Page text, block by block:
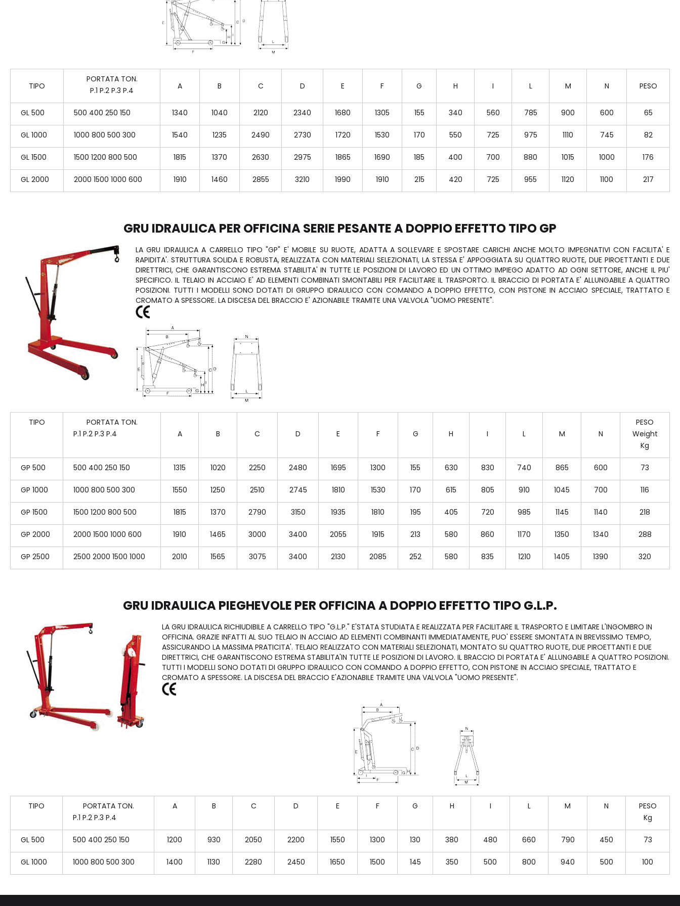
TIPO
PORTATA TON.
P.1 P.2 P.3 P.4
A B C D E F G H I L M N PESO
GL 500 500 400 250 150 1340 1040 2120 2340 1680 1305 155 340 560 785 900 600 65
GL 1000 1000 800 500 300 1540 1235 2490 2730 1720 1530 170 550 725 975 1110 745 82
GL 1500 1500 1200 800 500 1815 1370 2630 2975 1865 1690 185 400 700 880 1015 1000 176
GL 2000 2000 1500 1000 600 1910 1460 2855 3210 1990 1910 215 420 725 955 1120 1100 217
GRU IDRAULICA PER OFFICINA SERIE PESANTE A DOPPIO EFFETTO TIPO GP
LA GRU IDRAULICA A CARRELLO TIPO "GP" E' MOBILE SU RUOTE, ADATTA A SOLLEVARE E SPOSTARE CARICHI ANCHE MOLTO IMPEGNATIVI CON FACILITA' E
RAPIDITA'. STRUTTURA SOLIDA E ROBUSTA, REALIZZATA CON MATERIALI SELEZIONATI, LA STESSA E' APPOGGIATA SU QUATTRO RUOTE, DUE PIROETTANTI E DUE
DIRETTRICI, CHE GARANTISCONO ESTREMA STABILITA' IN TUTTE LE POSIZIONI DI LAVORO ED UN OTTIMO IMPIEGO ADATTO AD OGNI SETTORE, ANCHE IL PIU'
SPECIFICO. IL TELAIO IN ACCIAIO E' AD ELEMENTI COMBINATI SMONTABILI PER FACILITARE IL TRASPORTO. IL BRACCIO DI PORTATA E' ALLUNGABILE A QUATTRO
POSIZIONI. TUTTI I MODELLI SONO DOTATI DI GRUPPO IDRAULICO CON COMANDO A DOPPIO EFFETTO, CON PISTONE IN ACCIAIO SPECIALE, TRATTATO E
CROMATO A SPESSORE. LA DISCESA DEL BRACCIO E' AZIONABILE TRAMITE UNA VALVOLA "UOMO PRESENTE".
TIPO
PORTATA TON.
P.1 P.2 P.3 P.4
A B C D E F G H I L M N
PESO
Weight
Kg
GP 500 500 400 250 150 1315 1020 2250 2480 1695 1300 155 630 830 740 865 600 73
GP 1000 1000 800 500 300 1550 1250 2510 2745 1810 1530 170 615 805 910 1045 700 116
GP 1500 1500 1200 800 500 1815 1370 2790 3150 1935 1810 195 405 720 985 1145 1140 218
GP 2000 2000 1500 1000 600 1910 1465 3000 3400 2055 1915 213 580 860 1170 1350 1340 288
GP 2500 2500 2000 1500 1000 2010 1565 3075 3400 2130 2085 252 580 835 1210 1405 1390 320
GRU IDRAULICA PIEGHEVOLE PER OFFICINA A DOPPIO EFFETTO TIPO G.L.P.
LA GRU IDRAULICA RICHIUDIBILE A CARRELLO TIPO "G.L.P." E'STATA STUDIATA E REALIZZATA PER FACILITARE IL TRASPORTO E LIMITARE L'INGOMBRO IN
OFFICINA. GRAZIE INFATTI AL SUO TELAIO IN ACCIAIO AD ELEMENTI COMBINANTI IMMEDIATAMENTE, PUO' ESSERE SMONTATA IN BREVISSIMO TEMPO,
ASSICURANDO LA MASSIMA PRATICITA'. TELAIO REALIZZATO CON MATERIALI SELEZIONATI, MONTATO SU QUATTRO RUOTE, DUE PIROETTANTI E DUE
DIRETTRICI, CHE GARANTISCONO ESTREMA STABILITA'IN TUTTE LE POSIZIONI DI LAVORO. IL BRACCIO DI PORTATA E' ALLUNGABILE A QUATTRO POSIZIONI.
TUTTI I MODELLI SONO DOTATI DI GRUPPO IDRAULICO CON COMANDO A DOPPIO EFFETTO, CON PISTONE IN ACCIAIO SPECIALE, TRATTATO E
CROMATO A SPESSORE. LA DISCESA DEL BRACCIO E'AZIONABILE TRAMITE UNA VALVOLA "UOMO PRESENTE".
TIPO
PORTATA TON.
P.1 P.2 P.3 P.4
A B C D E F G H I L M N
PESO
Kg
GL 500 500 400 250 150 1200 930 2050 2200 1550 1300 130 380 480 660 790 450 73
GL 1000 1000 800 500 300 1400 1130 2280 2450 1650 1500 145 350 500 800 940 500 100